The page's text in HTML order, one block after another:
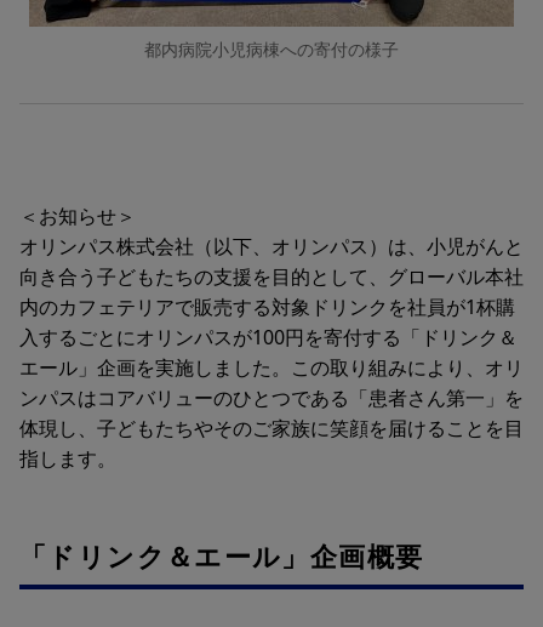
都内病院小児病棟への寄付の様子
＜お知らせ＞
オリンパス株式会社（以下、オリンパス）は、小児がんと
向き合う子どもたちの支援を目的として、グローバル本社
内のカフェテリアで販売する対象ドリンクを社員が1杯購
入するごとにオリンパスが100円を寄付する「ドリンク＆
エール」企画を実施しました。この取り組みにより、オリ
ンパスはコアバリューのひとつである「患者さん第一」を
体現し、子どもたちやそのご家族に笑顔を届けることを目
指します。
「ドリンク＆エール」企画概要